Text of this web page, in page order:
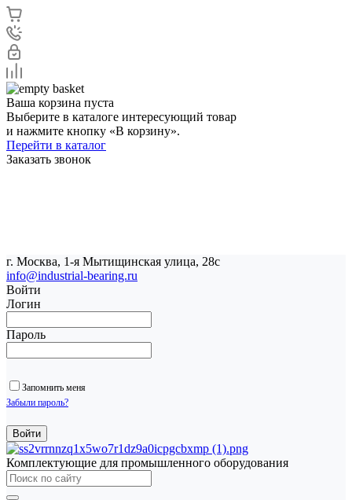
Ваша корзина пуста
Выберите в каталоге интересующий товар
и нажмите кнопку «В корзину».
Перейти в каталог
Заказать звонок
г. Москва, 1-я Мытищинская улица, 28с
info@industrial-bearing.ru
Войти
Логин
Пароль
Запомнить меня
Забыли пароль?
Комплектующие для промышленного оборудования